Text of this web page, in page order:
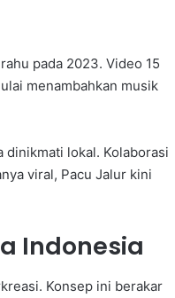
pada 2023. Video 15
menambahkan musik
dinikmati lokal. Kolaborasi
viral, Pacu Jalur kini
Indonesia
Konsep ini berakar